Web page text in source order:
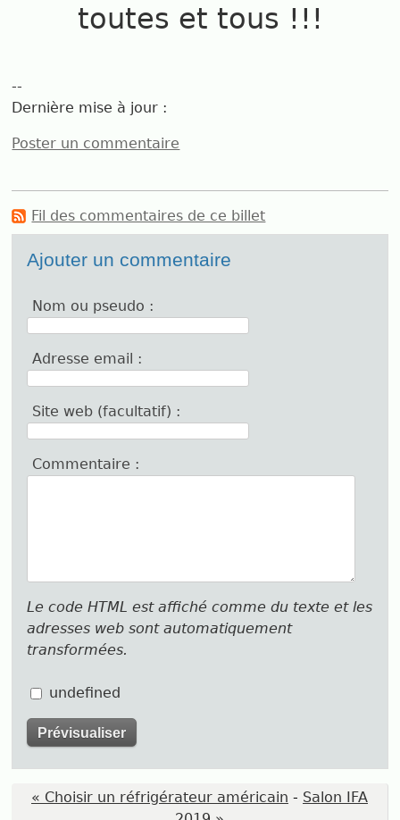
toutes et tous !!!
--
Dernière mise à jour :
Poster un commentaire
Fil des commentaires de ce billet
Ajouter un commentaire
Nom ou pseudo :
Adresse email :
Site web (facultatif) :
Commentaire :
Le code HTML est affiché comme du texte et les
adresses web sont automatiquement
transformées.
undefined
« Choisir un réfrigérateur américain - Salon IFA